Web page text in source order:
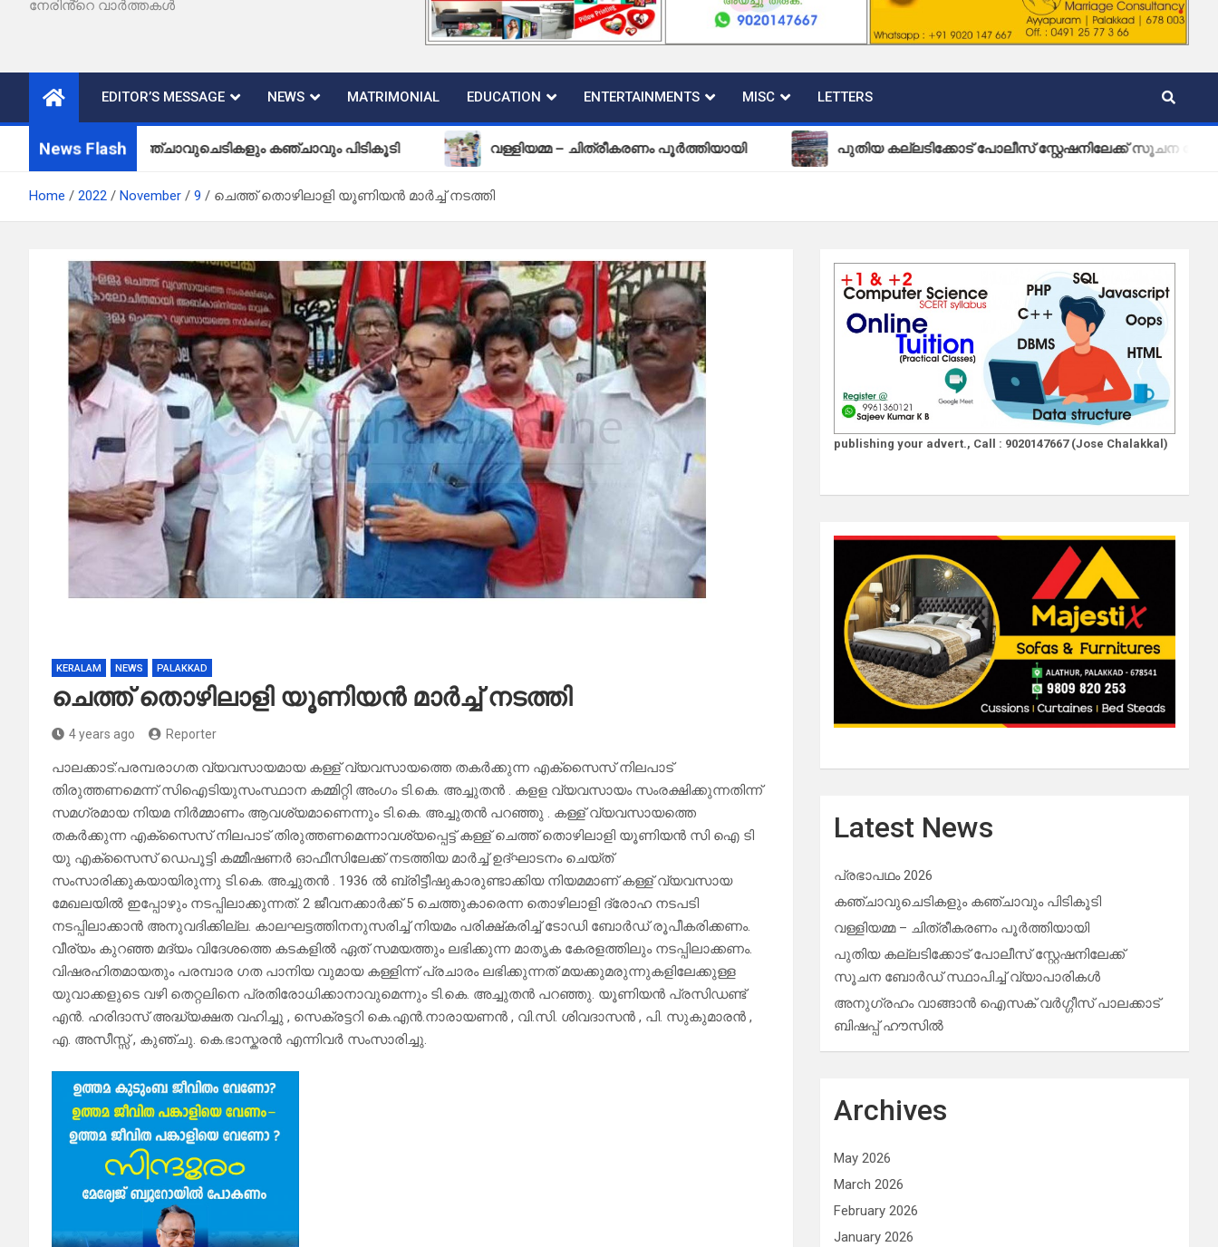
നേരിൻ്റെ വാർത്തകൾ
EDITOR’S MESSAGE NEWS MATRIMONIAL EDUCATION ENTERTAINMENTS MISC LETTERS
News Flash
കഞ്ചാവുചെടികളും കഞ്ചാവും പിടികൂടി വള്ളിയമ്മ – ചിത്രീകരണം പൂർത്തിയായി പുതിയ കല്ലടിക്കോട് പോലീസ് സ്റ്റേഷനിലേക്ക് സൂചന ബോർഡ്
Home 2022 November 9 ചെത്ത് തൊഴിലാളി യൂണിയൻ മാർച്ച് നടത്തി
KERALAM NEWS PALAKKAD
ചെത്ത് തൊഴിലാളി യൂണിയൻ മാർച്ച് നടത്തി
4 years ago Reporter
പാലക്കാട്:പരമ്പരാഗത വ്യവസായമായ കള്ള് വ്യവസായത്തെ തകർക്കുന്ന എക്സൈസ് നിലപാട്
തിരുത്തണമെന്ന് സിഐടിയുസംസ്ഥാന കമ്മിറ്റി അംഗം ടി.കെ. അച്ചുതൻ . കളള വ്യവസായം സംരക്ഷിക്കുന്നതിന്ന്
സമഗ്രമായ നിയമ നിർമ്മാണം ആവശ്യമാണെന്നും ടി.കെ. അച്ചുതൻ പറഞ്ഞു . കള്ള് വ്യവസായത്തെ
തകർക്കുന്ന എക്സൈസ് നിലപാട് തിരുത്തണമെന്നാവശ്യപ്പെട്ട് കള്ള് ചെത്ത് തൊഴിലാളി യൂണിയൻ സി ഐ ടി
യു എക്സൈസ് ഡെപൂട്ടി കമ്മീഷണർ ഓഫീസിലേക്ക് നടത്തിയ മാർച്ച് ഉദ്ഘാടനം ചെയ്ത്
സംസാരിക്കുകയായിരുന്നു ടി.കെ. അച്ചുതൻ . 1936 ൽ ബ്രിട്ടീഷുകാരുണ്ടാക്കിയ നിയമമാണ് കള്ള് വ്യവസായ
മേഖലയിൽ ഇപ്പോഴും നടപ്പിലാക്കുന്നത്. 2 ജീവനക്കാർക്ക് 5 ചെത്തുകാരെന്ന തൊഴിലാളി ദ്രോഹ നടപടി
നടപ്പിലാക്കാൻ അനുവദിക്കില്ല. കാലഘട്ടത്തിനനുസരിച്ച് നിയമം പരിക്ഷ്കരിച്ച് ടോഡി ബോർഡ് രൂപീകരിക്കണം.
വീര്യം കുറഞ്ഞ മദ്യം വിദേശത്തെ കടകളിൽ ഏത് സമയത്തും ലഭിക്കുന്ന മാതൃക കേരളത്തിലും നടപ്പിലാക്കണം.
വിഷരഹിതമായതും പരമ്പാര ഗത പാനിയ വുമായ കള്ളിന്ന് പ്രചാരം ലഭിക്കുന്നത് മയക്കുമരുന്നുകളിലേക്കുള്ള
യുവാക്കളുടെ വഴി തെറ്റലിനെ പ്രതിരോധിക്കാനാവുമെന്നും ടി.കെ. അച്ചുതൻ പറഞ്ഞു. യൂണിയൻ പ്രസിഡണ്ട്
എൻ. ഹരിദാസ് അദ്ധ്യക്ഷത വഹിച്ചു , സെക്രട്ടറി കെ.എൻ.നാരായണൻ , വി.സി. ശിവദാസൻ , പി. സുകുമാരൻ ,
എ. അസീസ്സ് , കുഞ്ചു. കെ.ഭാസ്കരൻ എന്നിവർ സംസാരിച്ചു.
publishing your advert., Call : 9020147667 (Jose Chalakkal)
Latest News
പ്രഭാപഥം 2026
കഞ്ചാവുചെടികളും കഞ്ചാവും പിടികൂടി
വള്ളിയമ്മ – ചിത്രീകരണം പൂർത്തിയായി
പുതിയ കല്ലടിക്കോട് പോലീസ് സ്റ്റേഷനിലേക്ക്
സൂചന ബോർഡ് സ്ഥാപിച്ച് വ്യാപാരികൾ
അനുഗ്രഹം വാങ്ങാൻ ഐസക് വര്‍ഗ്ഗീസ് പാലക്കാട്
ബിഷപ്പ് ഹൗസില്‍
Archives
May 2026
March 2026
February 2026
January 2026